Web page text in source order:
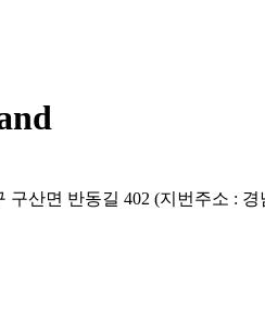
구산면 반동길 402 (지번주소 :